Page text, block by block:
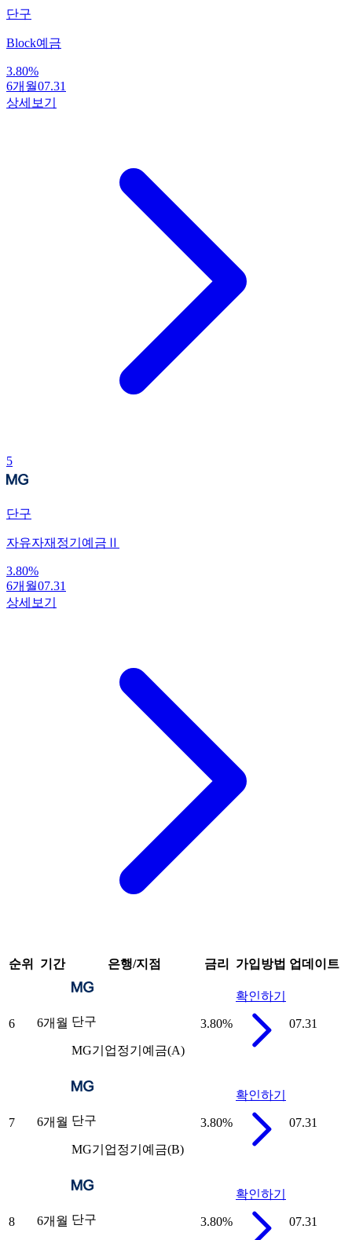
단구
Block예금
3.80%
6개월07.31
상세보기
5
단구
자유자재정기예금Ⅱ
3.80%
6개월07.31
상세보기
순위 기간 은행/지점 금리 가입방법 업데이트
6 6개월 단구
MG기업정기예금(A)
3.80%
확인하기
07.31
7 6개월 단구
MG기업정기예금(B)
3.80%
확인하기
07.31
8 6개월 단구 3.80%
확인하기
07.31